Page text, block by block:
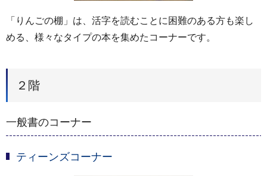
「りんごの棚」は、活字を読むことに困難のある方も楽し
める、様々なタイプの本を集めたコーナーです。
２階
一般書のコーナー
ティーンズコーナー